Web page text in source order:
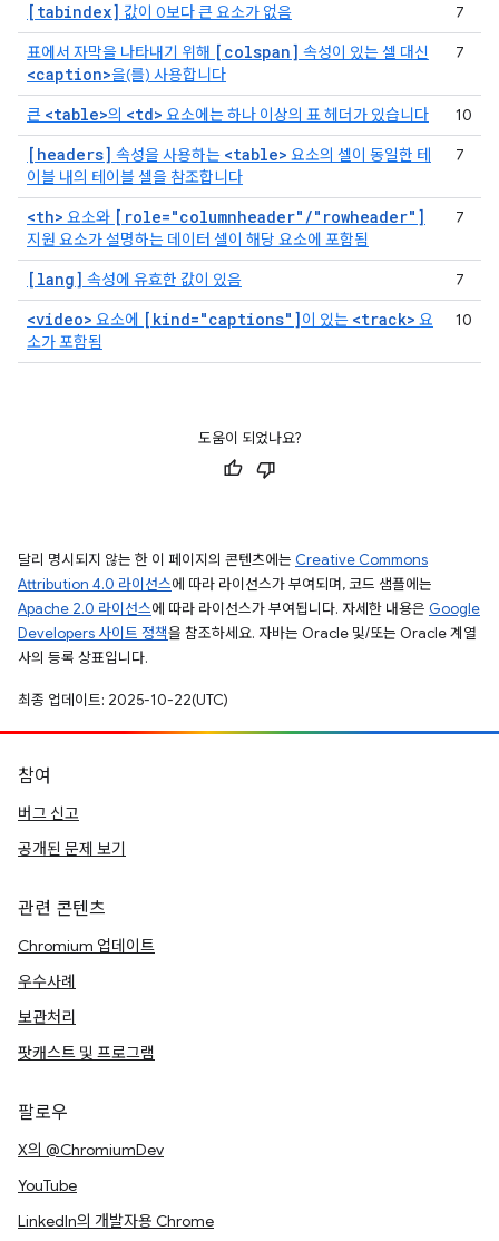
[tabindex] 값이 0보다 큰 요소가 없음
7
표에서 자막을 나타내기 위해 [colspan] 속성이 있는 셀 대신
<caption>을(를) 사용합니다
7
큰 <table>의 <td> 요소에는 하나 이상의 표 헤더가 있습니다 10
[headers] 속성을 사용하는 <table> 요소의 셀이 동일한 테
이블 내의 테이블 셀을 참조합니다
7
<th> 요소와 [role="columnheader"/"rowheader"]
지원 요소가 설명하는 데이터 셀이 해당 요소에 포함됨
7
[lang] 속성에 유효한 값이 있음 7
<video> 요소에 [kind="captions"]이 있는 <track> 요
소가 포함됨
10
도움이 되었나요?
달리 명시되지 않는 한 이 페이지의 콘텐츠에는 Creative Commons
Attribution 4.0 라이선스에 따라 라이선스가 부여되며, 코드 샘플에는
Apache 2.0 라이선스에 따라 라이선스가 부여됩니다. 자세한 내용은 Google
Developers 사이트 정책을 참조하세요. 자바는 Oracle 및/또는 Oracle 계열
사의 등록 상표입니다.
최종 업데이트: 2025-10-22(UTC)
참여
버그 신고
공개된 문제 보기
관련 콘텐츠
Chromium 업데이트
우수사례
보관처리
팟캐스트 및 프로그램
팔로우
X의 @ChromiumDev
YouTube
LinkedIn의 개발자용 Chrome